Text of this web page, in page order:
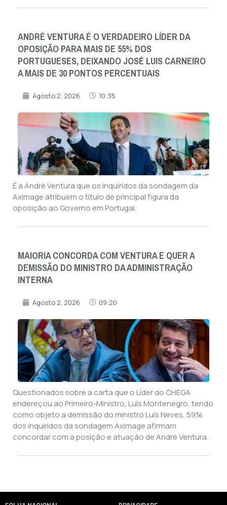
ANDRÉ VENTURA É O VERDADEIRO LÍDER DA
OPOSIÇÃO PARA MAIS DE 55% DOS
PORTUGUESES, DEIXANDO JOSÉ LUIS CARNEIRO
A MAIS DE 30 PONTOS PERCENTUAIS
Agosto 2, 2026 10:35
É a André Ventura que os inquiridos da sondagem da
Aximage atribuem o título de principal figura da
oposição ao Governo em Portugal.
MAIORIA CONCORDA COM VENTURA E QUER A
DEMISSÃO DO MINISTRO DA ADMINISTRAÇÃO
INTERNA
Agosto 2, 2026 09:20
Questionados sobre a carta que o Líder do CHEGA
endereçou ao Primeiro-Ministro, Luís Montenegro, tendo
como objeto a demissão do ministro Luís Neves, 59%
dos inquiridos da sondagem Aximage afirmam
concordar com a posição e atuação de André Ventura.